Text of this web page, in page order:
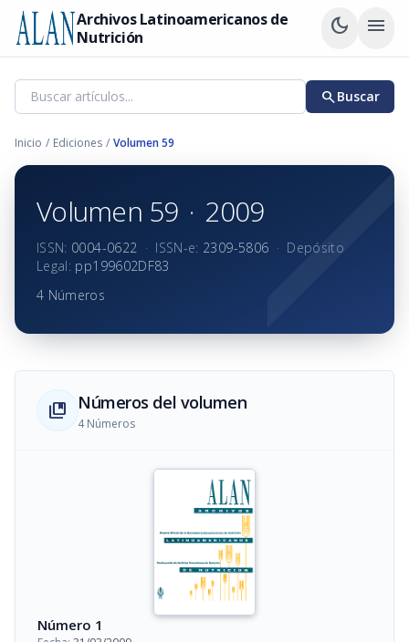
Archivos Latinoamericanos de
Nutrición
dark_mode menu
searchBuscar
Inicio / Ediciones / Volumen 59
Volumen 59 · 2009
ISSN: 0004-0622 · ISSN-e: 2309-5806 · Depósito
Legal: pp199602DF83
4 Números
collections_bookmark Números del volumen
4 Números
Número 1